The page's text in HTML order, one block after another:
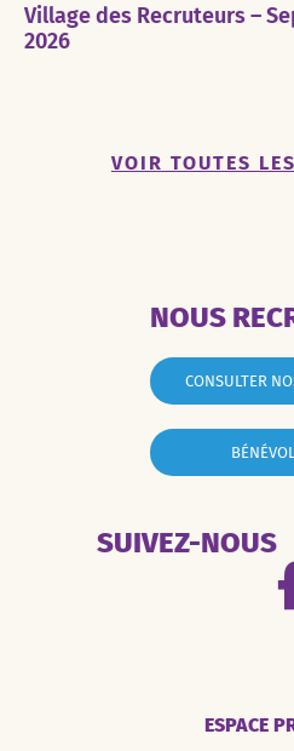
Village des Recruteurs –
2026
VOIR TOUTES
NOUS
CONSULTER
SUIVEZ-NOUS
ESPACE